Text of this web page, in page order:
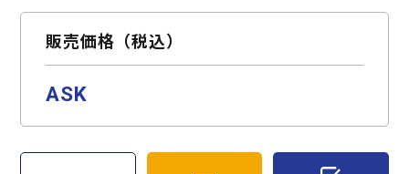
販売価格（税込）
ASK